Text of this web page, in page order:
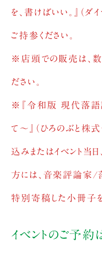
を、書けばいい。』（ダ
ご持参ください。
※店頭での販売は、数
ださい。
※『令和版 現代落語
て〜』（ひろのぶと株
込みまたはイベント当
方には、音楽評論家/
特別寄稿した小冊子を
イベントのご予約